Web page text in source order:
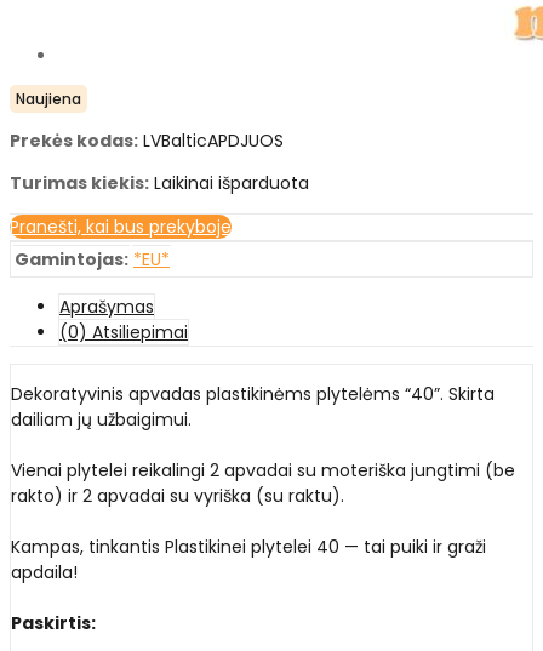
Naujiena
Prekės kodas: LVBalticAPDJUOS
Turimas kiekis: Laikinai išparduota
Pranešti, kai bus prekyboje
Gamintojas: *EU*
Aprašymas
(0) Atsiliepimai
Dekoratyvinis apvadas plastikinėms plytelėms “40”. Skirta
dailiam jų užbaigimui.
Vienai plytelei reikalingi 2 apvadai su moteriška jungtimi (be
rakto) ir 2 apvadai su vyriška (su raktu).
Kampas, tinkantis Plastikinei plytelei 40 — tai puiki ir graži
apdaila!
Paskirtis: